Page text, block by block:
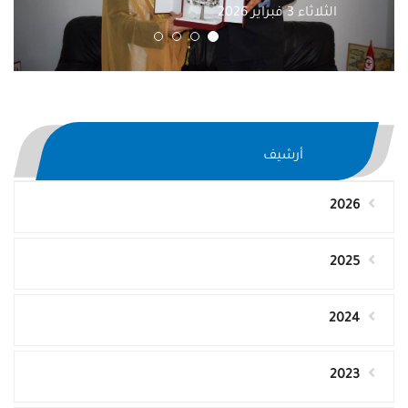
الثلاثاء 3 فبراير 2026
أرشيف
2026
2025
2024
2023